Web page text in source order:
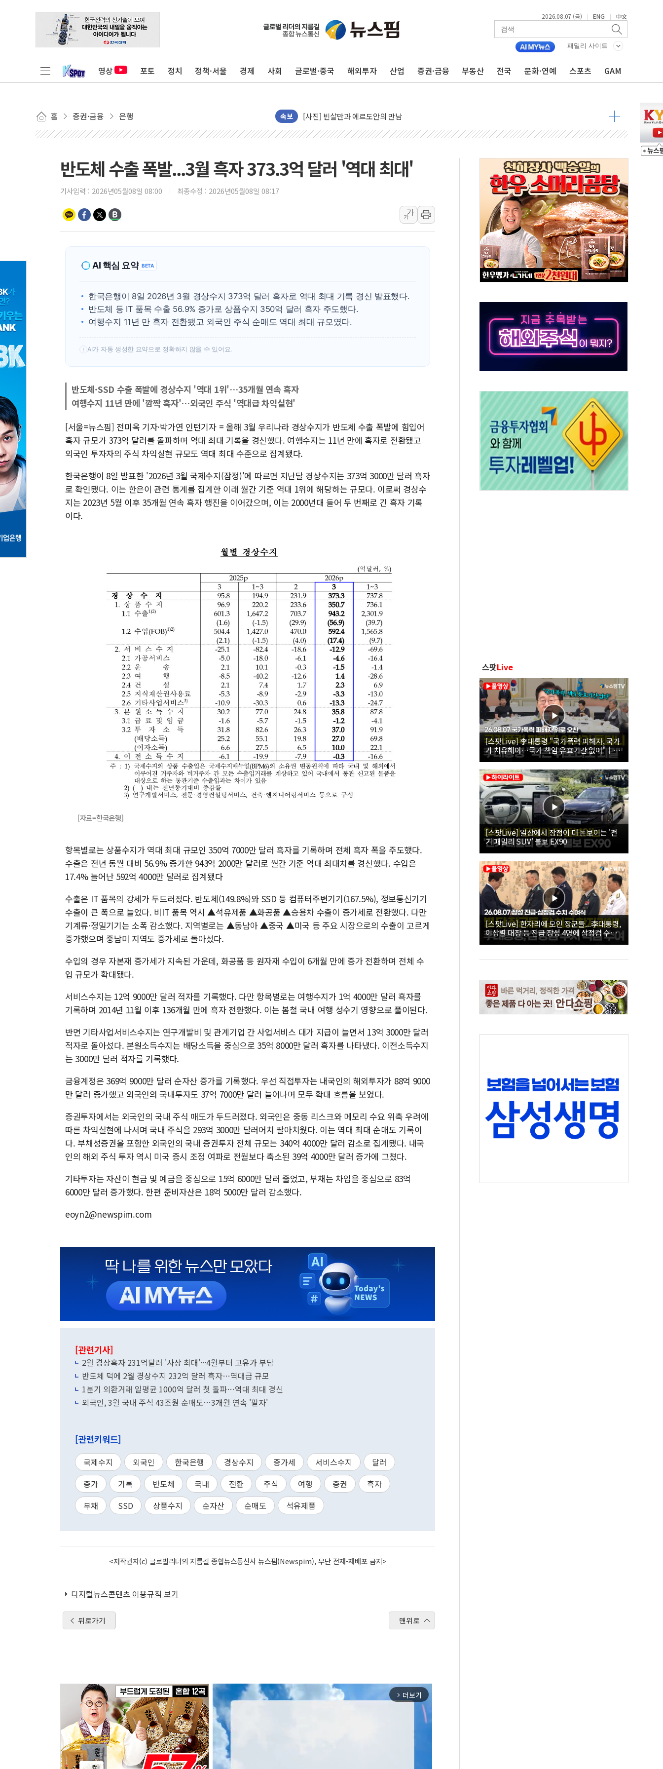
2026.08.07 (금) | ENG | 中文
패밀리 사이트
영상 포토 정치 정책·서울 경제 사회 글로벌·중국 해외투자 산업 증권·금융 부동산 전국 문화·연예 스포츠 GAM
홈 증권·금융 은행 속보
트럼프 "금리 내려야"…파월 때와 달리 워시엔 톤 낮춰
李 "해남 태양광, 대한민국 다음 100년 밑거름…수도권 집중 완화 전환점"
李 대통령, '6시간 마라톤 부동산 2차 회의' 주재… "전폭적 공급 확대·속도전 총력"
[사진] 빈살만과 에르도안의 만남
이란와이어 "이란 최고지도자 위독…곧 사망해도 놀랍지 않아"
[인도증시] 중동 불안 속 유가 상승에 소폭 하락...금융주 낙폭 커
황희 '폐버스 청년주택' SNS 글 역풍에 "정부정책 아냐" 해명
폭염 누그러지고 가뭄 숙지나...경북동해안권 8~9일 최대 100mm 호우
사우디·튀르키예·파키스탄, '공동방위협정' 체결… 수니파 국가들의 새 안보 협력 구도
신길동 신축도 3.3㎡당 7250만원…써밋 클라비온 59㎡ 18억원대
용산공원·그린벨트로 또 충돌…반복되는 국토부-서울시 '정책 엇박자'
[AI 부동산 투데이] 특공 전략도 '극과 극'…생애최초만 경쟁 치열
[코인시황] 비트코인 6만4000달러대 횡보…고래·ETF 매수에도 고유가·금리·입법 지연 '삼중 부담'
[베트남 증시] 유동성 부진 지속, 강보합 마감...석유·가스주 올랐지만 빈그룹이 상쇄
'찜통더위'에 전력수요 역대 최고치 경신…한낮 총수요 104.3GW 기록
후티 반군, 예멘 정부군과 사우디 동시 공격… 위기 고조되는 또 다른 중동 화약고
42.5도 역대급 폭염…동물들도 특별식으로 여름나기 [뉴스핌 줌인]
반도체 수출 폭발...3월 흑자 373.3억 달러 '역대 최대'
기사입력 : 2026년05월08일 08:00 최종수정 : 2026년05월08일 08:17
가
가
AI 핵심 요약 BETA
한국은행이 8일 2026년 3월 경상수지 373억 달러 흑자로 역대 최대 기록 경신 발표했다.
반도체 등 IT 품목 수출 56.9% 증가로 상품수지 350억 달러 흑자 주도했다.
여행수지 11년 만 흑자 전환됐고 외국인 주식 순매도 역대 최대 규모였다.
! AI가 자동 생성한 요약으로 정확하지 않을 수 있어요.
반도체·SSD 수출 폭발에 경상수지 '역대 1위'…35개월 연속 흑자
여행수지 11년 만에 '깜짝 흑자'…외국인 주식 '역대급 차익실현'
[서울=뉴스핌] 전미옥 기자·박가연 인턴기자 = 올해 3월 우리나라 경상수지가 반도체 수출 폭발에 힘입어
흑자 규모가 373억 달러를 돌파하며 역대 최대 기록을 경신했다. 여행수지는 11년 만에 흑자로 전환됐고
외국인 투자자의 주식 차익실현 규모도 역대 최대 수준으로 집계됐다.
한국은행이 8일 발표한 '2026년 3월 국제수지(잠정)'에 따르면 지난달 경상수지는 373억 3000만 달러 흑자
로 확인됐다. 이는 한은이 관련 통계를 집계한 이래 월간 기준 역대 1위에 해당하는 규모다. 이로써 경상수
지는 2023년 5월 이후 35개월 연속 흑자 행진을 이어갔으며, 이는 2000년대 들어 두 번째로 긴 흑자 기록
이다.
[자료=한국은행]
항목별로는 상품수지가 역대 최대 규모인 350억 7000만 달러 흑자를 기록하며 전체 흑자 폭을 주도했다.
수출은 전년 동월 대비 56.9% 증가한 943억 2000만 달러로 월간 기준 역대 최대치를 경신했다. 수입은
17.4% 늘어난 592억 4000만 달러로 집계됐다
수출은 IT 품목의 강세가 두드러졌다. 반도체(149.8%)와 SSD 등 컴퓨터주변기기(167.5%), 정보통신기기
수출이 큰 폭으로 늘었다. 비IT 품목 역시 ▲석유제품 ▲화공품 ▲승용차 수출이 증가세로 전환했다. 다만
기계류·정밀기기는 소폭 감소했다. 지역별로는 ▲동남아 ▲중국 ▲미국 등 주요 시장으로의 수출이 고르게
증가했으며 중남미 지역도 증가세로 돌아섰다.
수입의 경우 자본재 증가세가 지속된 가운데, 화공품 등 원자재 수입이 6개월 만에 증가 전환하며 전체 수
입 규모가 확대됐다.
서비스수지는 12억 9000만 달러 적자를 기록했다. 다만 항목별로는 여행수지가 1억 4000만 달러 흑자를
기록하며 2014년 11월 이후 136개월 만에 흑자 전환했다. 이는 봄철 국내 여행 성수기 영향으로 풀이된다.
반면 기타사업서비스수지는 연구개발비 및 관계기업 간 사업서비스 대가 지급이 늘면서 13억 3000만 달러
적자로 돌아섰다. 본원소득수지는 배당소득을 중심으로 35억 8000만 달러 흑자를 나타냈다. 이전소득수지
는 3000만 달러 적자를 기록했다.
금융계정은 369억 9000만 달러 순자산 증가를 기록했다. 우선 직접투자는 내국인의 해외투자가 88억 9000
만 달러 증가했고 외국인의 국내투자도 37억 7000만 달러 늘어나며 모두 확대 흐름을 보였다.
증권투자에서는 외국인의 국내 주식 매도가 두드러졌다. 외국인은 중동 리스크와 메모리 수요 위축 우려에
따른 차익실현에 나서며 국내 주식을 293억 3000만 달러어치 팔아치웠다. 이는 역대 최대 순매도 기록이
다. 부채성증권을 포함한 외국인의 국내 증권투자 전체 규모는 340억 4000만 달러 감소로 집계됐다. 내국
인의 해외 주식 투자 역시 미국 증시 조정 여파로 전월보다 축소된 39억 4000만 달러 증가에 그쳤다.
기타투자는 자산이 현금 및 예금을 중심으로 15억 6000만 달러 줄었고, 부채는 차입을 중심으로 83억
6000만 달러 증가했다. 한편 준비자산은 18억 5000만 달러 감소했다.
eoyn2@newspim.com
[관련기사]
2월 경상흑자 231억달러 '사상 최대'···4월부터 고유가 부담
반도체 덕에 2월 경상수지 232억 달러 흑자…역대급 규모
1분기 외환거래 일평균 1000억 달러 첫 돌파…역대 최대 경신
외국인, 3월 국내 주식 43조원 순매도…3개월 연속 '팔자'
[관련키워드]
국제수지 외국인 한국은행 경상수지 증가세 서비스수지
달러
증가
기록 반도체 국내 전환 주식 여행 증권
흑자
부채
SSD 상품수지 순자산 순매도 석유제품
<저작권자(c) 글로벌리더의 지름길 종합뉴스통신사 뉴스핌(Newspim), 무단 전재-재배포 금지>
디지털뉴스콘텐츠 이용규칙 보기
뒤로가기 맨위로
arrow_forward_ios 더보기
스팟Live
[스팟Live] 李대통령 "국가폭력 피해자, 국가
가 치유해야…국가 책임 유효기간 없어"｜
26.08.07 국가폭력 피해자 위로 오찬
[스팟Live] 일상에서 장점이 더 돋보이는 '전
기 패밀리 SUV' 볼보 EX90
[스팟Live] 한자리에 모인 장군들...李대통령,
이상렬 대장 등 진급 장성 4명에 삼정검 수치
직접 수여｜26.08.07 장성 진급·삼정검 수치